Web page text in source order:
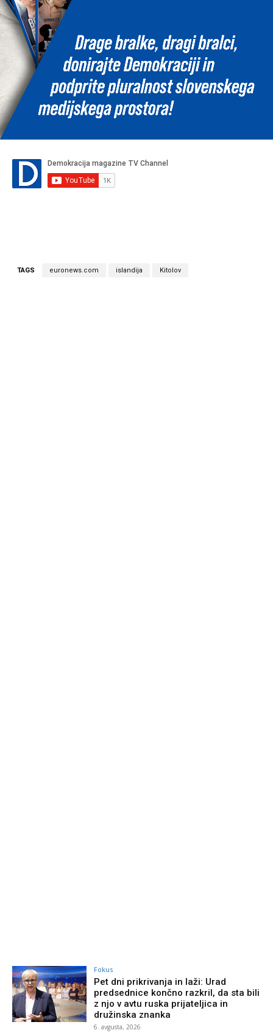
TAGS euronews.com islandija Kitolov
Fokus
Pet dni prikrivanja in laži: Urad
predsednice končno razkril, da sta bili
z njo v avtu ruska prijateljica in
družinska znanka
6. avgusta, 2026